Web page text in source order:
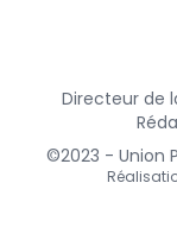
Directeur de
©2023 - Union